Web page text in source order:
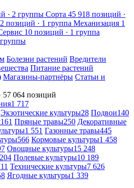
· 2 группы Сорта 45 918 позиций ·
позиций · 1 группа Механизация 1
10 позиций · 1 группа
Болезни растений Вредители
Питание растений
Магазины-партнёры Статьи и
57 064 позиций
1 717
Экзотические культуры28 Подвои140
161 Пряные травы250 Декоративные
1 551 Газонные травы445
566 Кормовые культуры1 458
Овощные культуры15 248
204 Полевые культуры10 189
Технические культуры7 626
Ягодные культуры1 339